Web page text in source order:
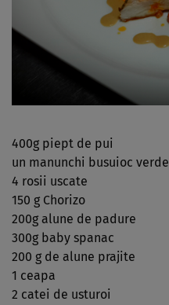
400g piept de pui
un manunchi busuioc verde
4 rosii uscate
150 g Chorizo
200g alune de padure
300g baby spanac
200 g de alune prajite
1 ceapa
2 catei de usturoi